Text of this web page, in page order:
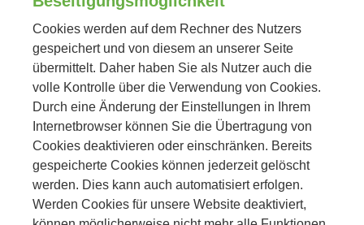
Cookies werden auf dem Rechner des Nutzers
gespeichert und von diesem an unserer Seite
übermittelt. Daher haben Sie als Nutzer auch die
volle Kontrolle über die Verwendung von Cookies.
Durch eine Änderung der Einstellungen in Ihrem
Internetbrowser können Sie die Übertragung von
Cookies deaktivieren oder einschränken. Bereits
gespeicherte Cookies können jederzeit gelöscht
werden. Dies kann auch automatisiert erfolgen.
Werden Cookies für unsere Website deaktiviert,